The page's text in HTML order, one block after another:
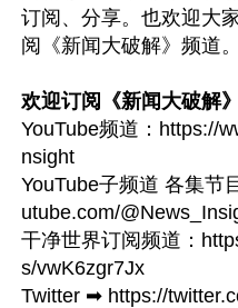
订阅、分享。也欢迎大
阅《新闻大破解》频道。
欢迎订阅《新闻大破解》
YouTube频道：https://
nsight
YouTube子频道 各集节
utube.com/
干净世界订阅频道：
s/vwK6zgr7Jx
Twitter ➡ https://